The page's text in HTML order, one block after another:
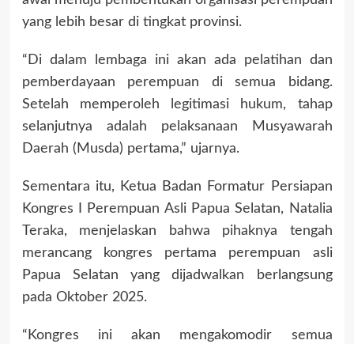
yang lebih besar di tingkat provinsi.
“Di dalam lembaga ini akan ada pelatihan dan
pemberdayaan perempuan di semua bidang.
Setelah memperoleh legitimasi hukum, tahap
selanjutnya adalah pelaksanaan Musyawarah
Daerah (Musda) pertama,” ujarnya.
Sementara itu, Ketua Badan Formatur Persiapan
Kongres I Perempuan Asli Papua Selatan, Natalia
Teraka, menjelaskan bahwa pihaknya tengah
merancang kongres pertama perempuan asli
Papua Selatan yang dijadwalkan berlangsung
pada Oktober 2025.
“Kongres ini akan mengakomodir semua